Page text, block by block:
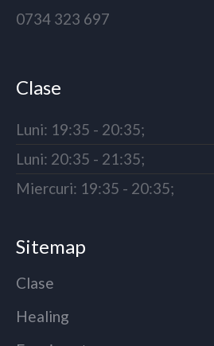
0734 323 697
Clase
Luni: 19:35 - 20:35;
Luni: 20:35 - 21:35;
Miercuri: 19:35 - 20:35;
Sitemap
Clase
Healing